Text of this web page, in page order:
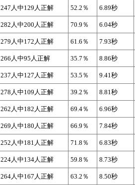
247人中129人正解 52.2％ 6.89秒
282人中200人正解 70.9％ 6.04秒
279人中172人正解 61.6％ 7.93秒
266人中95人正解 35.7％ 8.86秒
237人中127人正解 53.5％ 9.41秒
278人中109人正解 39.2％ 8.81秒
262人中182人正解 69.4％ 6.96秒
269人中180人正解 66.9％ 7.84秒
252人中181人正解 71.8％ 6.83秒
224人中134人正解 59.8％ 8.73秒
264人中167人正解 63.2％ 8.50秒